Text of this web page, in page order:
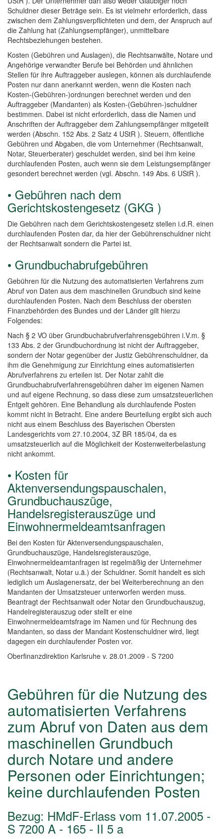
Schuldner dieser Beträge sein. Es ist vielmehr erforderlich, dass
zwischen dem Zahlungsverpflichteten und dem, der Anspruch auf
die Zahlung hat (Zahlungsempfänger), unmittelbare
Rechtsbeziehungen bestehen.
Kosten (Gebühren und Auslagen), die Rechtsanwälte, Notare und
Angehörige verwandter Berufe bei Behörden und ähnlichen
Stellen für ihre Auftraggeber auslegen, können als durchlaufende
Posten nur dann anerkannt werden, wenn die Kosten nach
Kosten-(Gebühren-)ordnungen berechnet werden und den
Auftraggeber (Mandanten) als Kosten-(Gebühren-)schuldner
bestimmen. Dabei ist nicht erforderlich, dass die Namen und
Anschriften der Auftraggeber dem Zahlungsempfänger mitgeteilt
werden (Abschn. 152 Abs. 2 Satz 4 UStR ). Steuern, öffentliche
Gebühren und Abgaben, die vom Unternehmer (Rechtsanwalt,
Notar, Steuerberater) geschuldet werden, sind bei ihm keine
durchlaufenden Posten, auch wenn sie dem Leistungsempfänger
gesondert berechnet werden (vgl. Abschn. 149 Abs. 6 UStR ).
• Gebühren nach dem
Gerichtskostengesetz (GKG )
Die Gebühren nach dem Gerichtskostengesetz stellen i.d.R. einen
durchlaufenden Posten dar, da hier der Gebührenschuldner nicht
der Rechtsanwalt sondern die Partei ist.
• Grundbuchabrufgebühren
Gebühren für die Nutzung des automatisierten Verfahrens zum
Abruf von Daten aus dem maschinellen Grundbuch sind keine
durchlaufenden Posten. Nach dem Beschluss der obersten
Finanzbehörden des Bundes und der Länder gilt hierzu
Folgendes:
Nach § 2 VO über Grundbuchabrufverfahrensgebühren i.V.m. §
133 Abs. 2 der Grundbuchordnung ist nicht der Auftraggeber,
sondern der Notar gegenüber der Justiz Gebührenschuldner, da
ihm die Genehmigung zur Einrichtung eines automatisierten
Abrufverfahrens zu erteilen ist. Der Notar zahlt die
Grundbuchabrufverfahrensgebühren daher im eigenen Namen
und auf eigene Rechnung, so dass diese zum umsatzsteuerlichen
Entgelt gehören. Eine Behandlung als durchlaufende Posten
kommt nicht in Betracht. Eine andere Beurteilung ergibt sich auch
nicht aus einem Beschluss des Bayerischen Obersten
Landesgerichts vom 27.10.2004, 3Z BR 185/04, da es
umsatzsteuerlich auf die Möglichkeit der Kostenweiterbelastung
nicht ankommt.
• Kosten für
Aktenversendungspauschalen,
Grundbuchauszüge,
Handelsregisterauszüge und
Einwohnermeldeamtsanfragen
Bei den Kosten für Aktenversendungspauschalen,
Grundbuchauszüge, Handelsregisterauszüge,
Einwohnermeldeamtanfragen ist regelmäßig der Unternehmer
(Rechtsanwalt, Notar u.ä.) der Schuldner. Somit handelt es sich
lediglich um Auslagenersatz, der bei Weiterberechnung an den
Mandanten der Umsatzsteuer unterworfen werden muss.
Beantragt der Rechtsanwalt oder Notar den Grundbuchauszug,
Handelregisterauszug oder stellt er eine
Einwohnermeldeamtsfrage im Namen und für Rechnung des
Mandanten, so dass der Mandant Kostenschuldner wird, liegt
dagegen ein durchlaufender Posten vor.
Oberfinanzdirektion Karlsruhe v. 28.01.2009 - S 7200
Gebühren für die Nutzung des
automatisierten Verfahrens
zum Abruf von Daten aus dem
maschinellen Grundbuch
durch Notare und andere
Personen oder Einrichtungen;
keine durchlaufenden Posten
Bezug: HMdF-Erlass vom 11.07.2005 -
S 7200 A - 165 - II 5 a